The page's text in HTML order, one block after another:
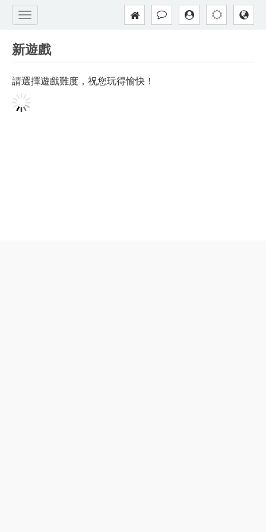
新遊戲
請選擇遊戲難度，祝您玩得愉快！